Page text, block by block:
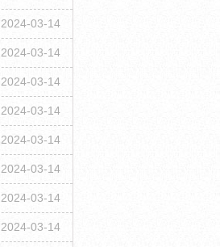
2024-03-14
2024-03-14
2024-03-14
2024-03-14
2024-03-14
2024-03-14
2024-03-14
2024-03-14